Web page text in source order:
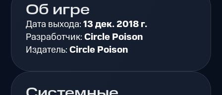
Об игре
Дата выхода:13 дек. 2018 г.
Разработчик:Circle Poison
Издатель:Circle Poison